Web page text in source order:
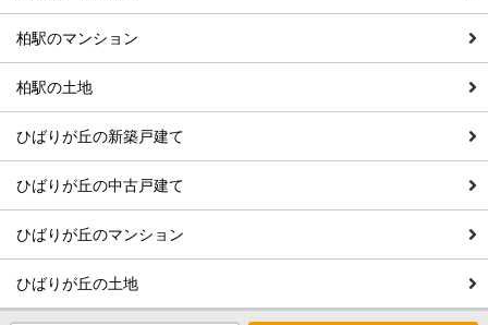
柏駅のマンション
柏駅の土地
ひばりが丘の新築戸建て
ひばりが丘の中古戸建て
ひばりが丘のマンション
ひばりが丘の土地